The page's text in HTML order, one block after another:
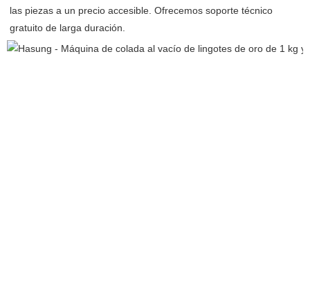
las piezas a un precio accesible. Ofrecemos soporte técnico
gratuito de larga duración.